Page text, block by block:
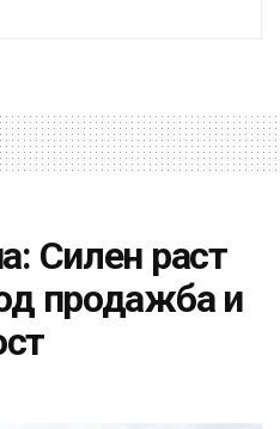
Силен раст
продажба и